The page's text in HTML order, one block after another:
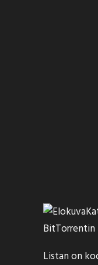
Listan on